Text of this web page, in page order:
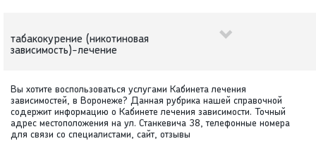
табакокурение (никотиновая
зависимость)-лечение
Вы хотите воспользоваться услугами Кабинета лечения
зависимостей, в Воронеже? Данная рубрика нашей справочной
содержит информацию о Кабинете лечения зависимости. Точный
адрес местоположения на ул. Станкевича 38, телефонные номера
для связи со специалистами, сайт, отзывы